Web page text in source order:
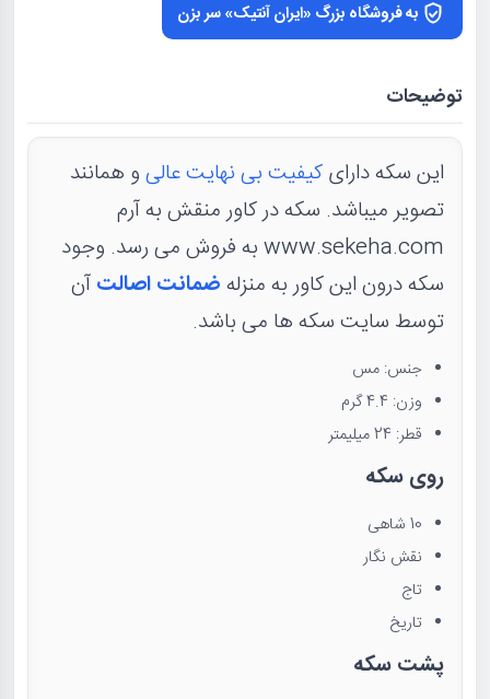
به فروشگاه بزرگ «ایران آنتیک» سر بزن
توضیحات
این سکه دارایکیفیت بی نهایت عالیو همانند
تصویر میباشد. سکه در کاور منقش به آرم
www.sekeha.com به فروش می رسد. وجود
سکه درون این کاور به منزلهضمانت اصالتآن
توسط سایت سکه ها می باشد.
جنس: مس
وزن: 4.4 گرم
قطر: 24 میلیمتر
روی سکه
10 شاهی
نقش نگار
تاج
تاریخ
پشت سکه